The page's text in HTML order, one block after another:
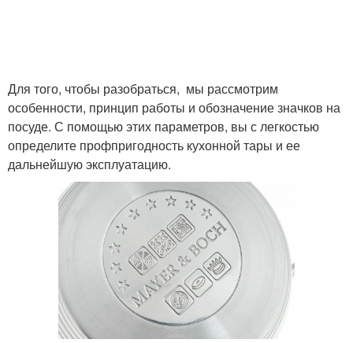
Для того, чтобы разобраться, мы рассмотрим
особенности, принцип работы и обозначение значков на
посуде. С помощью этих параметров, вы с легкостью
определите профпригодность кухонной тары и ее
дальнейшую эксплуатацию.